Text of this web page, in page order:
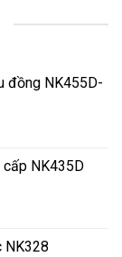
đồng NK455D-
NK435D
NK328